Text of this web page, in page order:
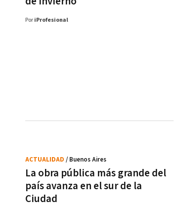
Por iProfesional
La obra pública más grande del
país avanza en el sur de la
Ciudad
ACTUALIDAD / Buenos Aires